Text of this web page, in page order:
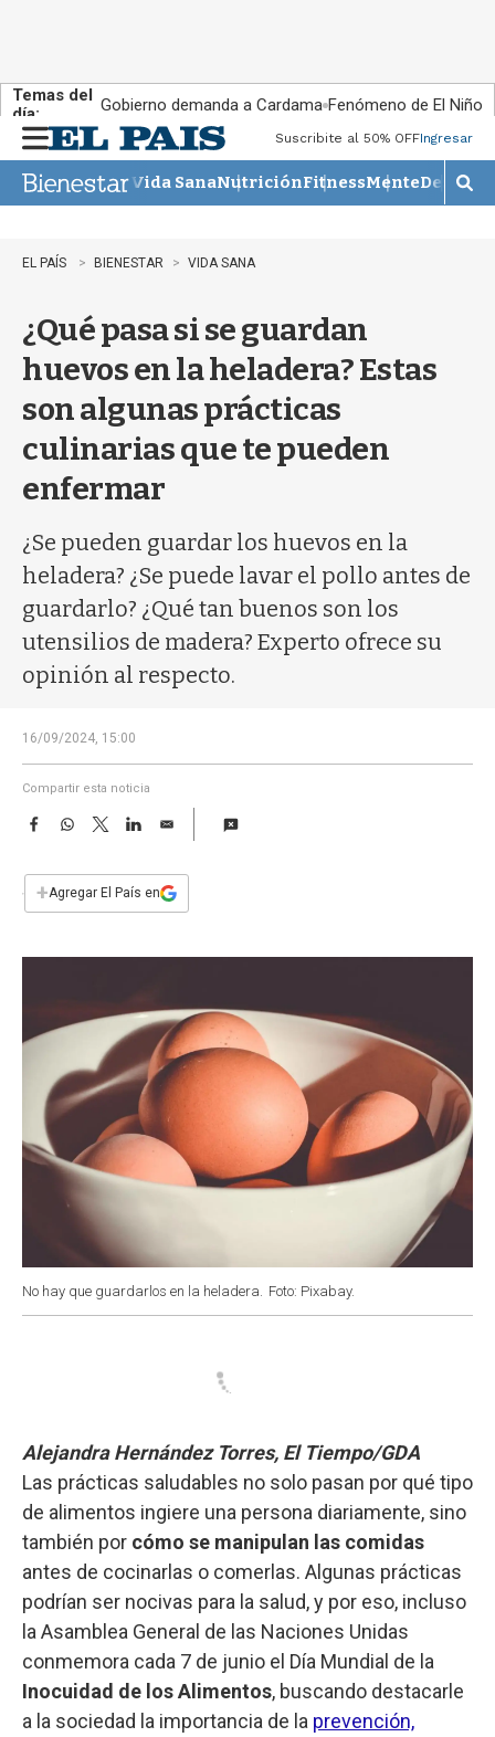
Temas del
día:
Gobierno demanda a Cardama Fenómeno de El Niño
n
u
Suscribite al 50% OFFIngresar
Vida SanaNutriciónFitnessMente
M
o
EL PAÍS BIENESTAR VIDA SANA
¿Qué pasa si se guardan
huevos en la heladera? Estas
son algunas prácticas
culinarias que te pueden
enfermar
¿Se pueden guardar los huevos en la
heladera? ¿Se puede lavar el pollo antes de
guardarlo? ¿Qué tan buenos son los
utensilios de madera? Experto ofrece su
opinión al respecto.
16/09/2024, 15:00
Compartir esta noticia
F
e
b
W
s
T
w
t
L
E
i
l
+Agregar El País en
No hay que guardarlos en la heladera. Foto: Pixabay.
Alejandra Hernández Torres, El Tiempo/GDA
Las prácticas saludables no solo pasan por qué tipo
de alimentos ingiere una persona diariamente, sino
también por cómo se manipulan las comidas
antes de cocinarlas o comerlas. Algunas prácticas
podrían ser nocivas para la salud, y por eso, incluso
la Asamblea General de las Naciones Unidas
conmemora cada 7 de junio el Día Mundial de la
Inocuidad de los Alimentos, buscando destacarle
a la sociedad la importancia de la prevención,